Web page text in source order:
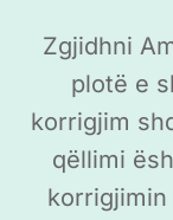
Zgjidhni
plotë e
korrigjim
qëllimi